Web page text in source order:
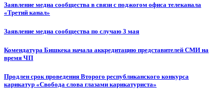
Заявление медиа сообщества в связи с поджогом офиса телеканала
«Третий канал»
Заявление медиа сообщества по случаю 3 мая
Комендатура Бишкека начала аккредитацию представителей СМИ на
время ЧП
Продлен срок проведения Второго республиканского конкурса
карикатур «Свобода слова глазами карикатуриста»